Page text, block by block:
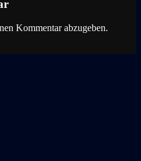
Kommentar abzugeben.